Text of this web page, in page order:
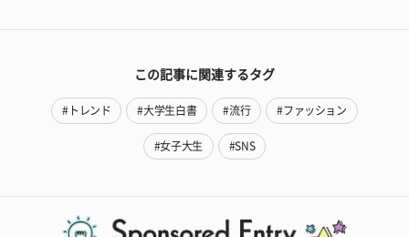
この記事に関連するタグ
#トレンド #大学生白書 #流行 #ファッション
#女子大生 #SNS